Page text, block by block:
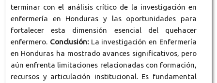
terminar con el análisis crítico de la investigación en
enfermería en Honduras y las oportunidades para
fortalecer esta dimensión esencial del quehacer
enfermero. Conclusión:La investigación en Enfermería
en Honduras ha mostrado avances significativos, pero
aún enfrenta limitaciones relacionadas con formación,
recursos y articulación institucional. Es fundamental